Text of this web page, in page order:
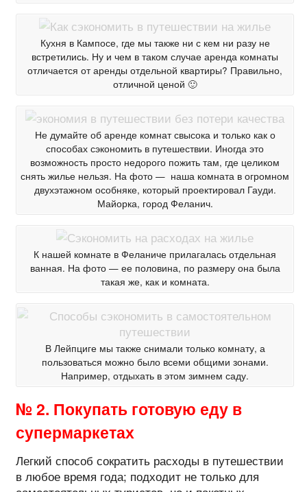
Кухня в Кампосе, где мы также ни с кем ни разу не
встретились. Ну и чем в таком случае аренда комнаты
отличается от аренды отдельной квартиры? Правильно,
отличной ценой 🙂
Не думайте об аренде комнат свысока и только как о
способах сэкономить в путешествии. Иногда это
возможность просто недорого пожить там, где целиком
снять жилье нельзя. На фото — наша комната в огромном
двухэтажном особняке, который проектировал Гауди.
Майорка, город Феланич.
К нашей комнате в Феланиче прилагалась отдельная
ванная. На фото — ее половина, по размеру она была
такая же, как и комната.
В Лейпциге мы также снимали только комнату, а
пользоваться можно было всеми общими зонами.
Например, отдыхать в этом зимнем саду.
№ 2. Покупать готовую еду в
супермаркетах
Легкий способ сократить расходы в путешествии
в любое время года; подходит не только для